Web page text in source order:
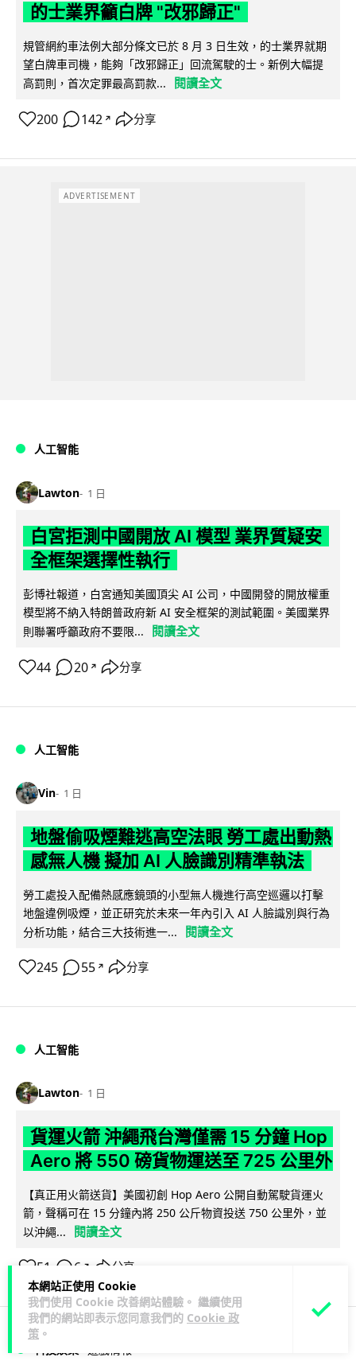
本網站正使用 Cookie
我們使用 Cookie 改善網站體驗。 繼續使用
我們的網站即表示您同意我們的 Cookie 政
策 。
的士業界籲白牌 "改邪歸正"
規管網約車法例大部分條文已於 8 月 3 日生效，的士業界就期
望白牌車司機，能夠「改邪歸正」回流駕駛的士。新例大幅提
高罰則，首次定罪最高罰款...
閱讀全文
200 142 ↗ 分享
ADVERTISEMENT
人工智能
Lawton 1 日
白宮拒測中國開放 AI 模型 業界質疑安
全框架選擇性執行
彭博社報道，白宮通知美國頂尖 AI 公司，中國開發的開放權重
模型將不納入特朗普政府新 AI 安全框架的測試範圍。美國業界
則聯署呼籲政府不要限...
閱讀全文
44 20 ↗ 分享
人工智能
Vin 1 日
地盤偷吸煙難逃高空法眼 勞工處出動熱
感無人機 擬加 AI 人臉識別精準執法
勞工處投入配備熱感應鏡頭的小型無人機進行高空巡邏以打擊
地盤違例吸煙，並正研究於未來一年內引入 AI 人臉識別與行為
分析功能，結合三大技術進一...
閱讀全文
245 55 ↗ 分享
人工智能
Lawton 1 日
貨運火箭 沖繩飛台灣僅需 15 分鐘 Hop
Aero 將 550 磅貨物運送至 725 公里外
【真正用火箭送貨】美國初創 Hop Aero 公開自動駕駛貨運火
箭，聲稱可在 15 分鐘內將 250 公斤物資投送 750 公里外，並
以沖繩...
閱讀全文
51 6 ↗ 分享